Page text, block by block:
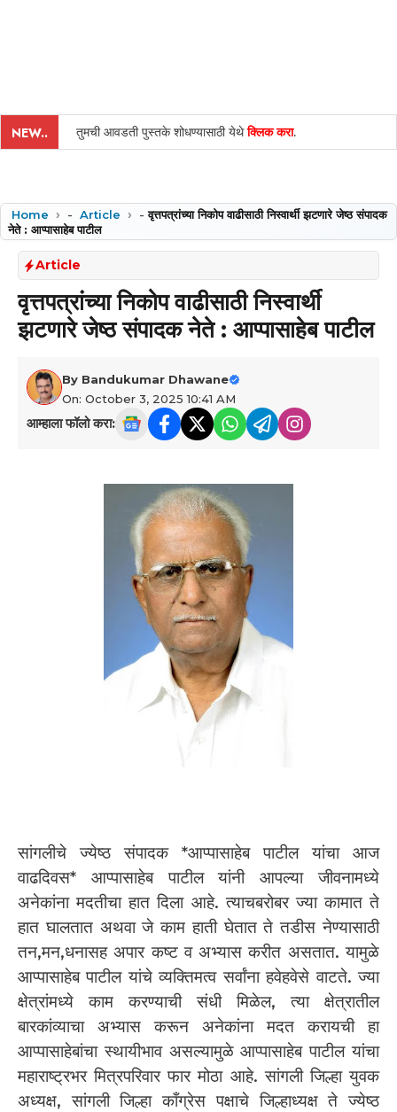
NEW.. तुमची आवडती पुस्तके शोधण्यासाठी येथेक्लिक करा.
Home - Article -वृत्तपत्रांच्या निकोप वाढीसाठी निस्वार्थी झटणारे जेष्ठ संपादक
नेते : आप्पासाहेब पाटील
Article
वृत्तपत्रांच्या निकोप वाढीसाठी निस्वार्थी
झटणारे जेष्ठ संपादक नेते : आप्पासाहेब पाटील
By Bandukumar Dhawane
On: October 3, 2025 10:41 AM
आम्हाला फॉलो करा:
सांगलीचे ज्येष्ठ संपादक *आप्पासाहेब पाटील यांचा आज
वाढदिवस* आप्पासाहेब पाटील यांनी आपल्या जीवनामध्ये
अनेकांना मदतीचा हात दिला आहे. त्याचबरोबर ज्या कामात ते
हात घालतात अथवा जे काम हाती घेतात ते तडीस नेण्यासाठी
तन,मन,धनासह अपार कष्ट व अभ्यास करीत असतात. यामुळे
आप्पासाहेब पाटील यांचे व्यक्तिमत्व सर्वांना हवेहवेसे वाटते. ज्या
क्षेत्रांमध्ये काम करण्याची संधी मिळेल, त्या क्षेत्रातील
बारकांव्याचा अभ्यास करून अनेकांना मदत करायची हा
आप्पासाहेबांचा स्थायीभाव असल्यामुळे आप्पासाहेब पाटील यांचा
महाराष्ट्रभर मित्रपरिवार फार मोठा आहे. सांगली जिल्हा युवक
अध्यक्ष, सांगली जिल्हा काँग्रेस पक्षाचे जिल्हाध्यक्ष ते ज्येष्ठ